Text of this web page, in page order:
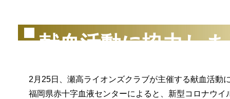
献血活動に協力し
2月25日、瀬高ライオンズクラブが主催する献血活動
福岡県赤十字血液センターによると、新型コロナウイ